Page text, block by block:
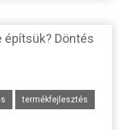
építsük? Döntés
termékfejlesztés